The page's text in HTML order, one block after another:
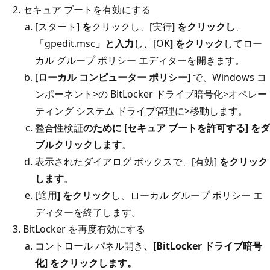
セキュア ブートを有効にする
[スタート] をクリックし、[実行] をクリックし、
「gpedit.msc 」と入力し、[OK] をクリック してロー
カル グループ ポリシー エディターを開きます。
[ローカル コンピューター ポリシー] で、Windows コ
ンポーネント>の BitLocker ドライブ暗号化>オペレー
ティング システム ドライブ管理に>移動します。
整合性検証のために [セキュア ブートを許可する] をダ
ブルクリックします。
表示されたダイアログ ボックスで、[有効] をクリック
します。
[適用] をクリック し、ローカル グループ ポリシー エ
ディターを終了します。
BitLocker を再度有効にする
コントロール パネル開き、[BitLocker ドライブ暗号
化] をクリックします。